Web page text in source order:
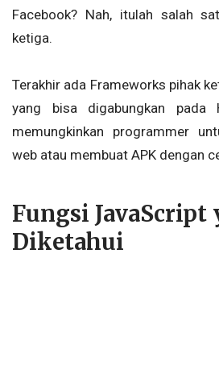
Facebook? Nah, itulah salah
ketiga.
Terakhir ada Frameworks pihak
yang bisa digabungkan pada
memungkinkan programmer
web atau membuat APK dengan
Fungsi JavaScript
Diketahui